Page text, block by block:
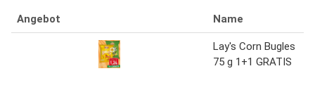
Angebot Name
Lay's Corn Bugles
75 g 1+1 GRATIS